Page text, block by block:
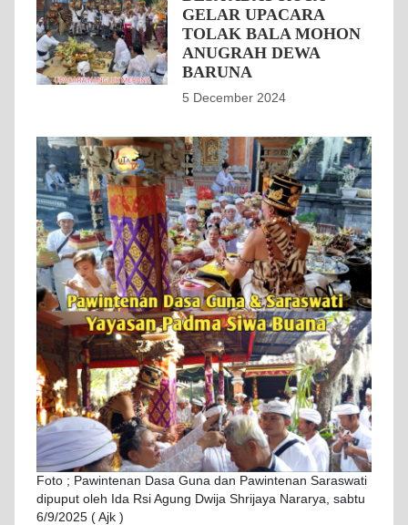
GELAR UPACARA
TOLAK BALA MOHON
ANUGRAH DEWA
BARUNA
5 December 2024
Foto ; Pawintenan Dasa Guna dan Pawintenan Saraswati
dipuput oleh Ida Rsi Agung Dwija Shrijaya Nararya, sabtu
6/9/2025 ( Ajk )